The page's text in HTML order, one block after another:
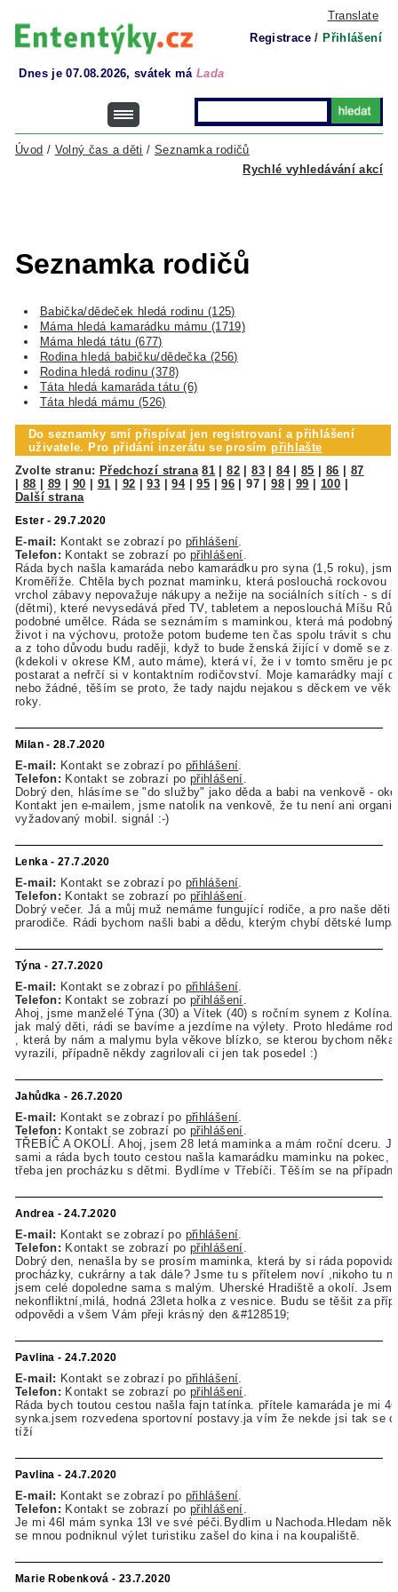
Translate
Registrace / Přihlášení
Dnes je 07.08.2026, svátek má Lada
Rychlé vyhledávání akcí
Úvod / Volný čas a děti /Seznamka rodičů
Seznamka rodičů
Babička/dědeček hledá rodinu (125)
Máma hledá kamarádku mámu (1719)
Máma hledá tátu (677)
Rodina hledá babičku/dědečka (256)
Rodina hledá rodinu (378)
Táta hledá kamaráda tátu (6)
Táta hledá mámu (526)
Do seznamky smí přispívat jen registrovaní a přihlášení
uživatele. Pro přidání inzerátu se prosímpřihlašte
Zvolte stranu: Předchozí strana 81 |82 |83|84|85 86
87
88 89 90 91 92 |93 |94|95 |96 |97 |98|99 |100
Další strana
Ester - 29.7.2020
E-mail: Kontakt se zobrazí po přihlášení
Telefon: Kontakt se zobrazí po přihlášení
Ráda bych našla kamaráda nebo kamarádku pro syna (1,5 roku),
Kroměříže. Chtěla bych poznat maminku, která poslouchá rockovou
vrchol zábavy nepovažuje nákupy a nežije na sociálních sítích - s
(dětmi), které nevysedává před TV, tabletem a neposlouchá Míšu
podobné umělce. Ráda se seznámím s maminkou, která má podobný
život i na výchovu, protože potom budeme ten čas spolu trávit s
a z toho důvodu budu raději, když to bude ženská žijící v domě se
(kdekoli v okrese KM, auto máme), která ví, že i v tomto směru je
postarat a nefrčí si v kontaktním rodičovství. Moje kamarádky mají
nebo žádné, těším se proto, že tady najdu nejakou s děckem ve
roky.
Milan - 28.7.2020
E-mail: Kontakt se zobrazí po přihlášení
Telefon: Kontakt se zobrazí po přihlášení
Dobrý den, hlásíme se "do služby" jako děda a babi na venkově -
Kontakt jen e-mailem, jsme natolik na venkově, že tu není ani
vyžadovaný mobil. signál :-)
Lenka - 27.7.2020
E-mail: Kontakt se zobrazí po přihlášení
Telefon: Kontakt se zobrazí po přihlášení
Dobrý večer. Já a můj muž nemáme fungující rodiče, a pro naše děti
prarodiče. Rádi bychom našli babi a dědu, kterým chybí dětské
Týna - 27.7.2020
E-mail: Kontakt se zobrazí po přihlášení
Telefon: Kontakt se zobrazí po přihlášení
Ahoj, jsme manželé Týna (30) a Vítek (40) s ročním synem z Kolína.
jak malý děti, rádi se bavíme a jezdíme na výlety. Proto hledáme
, která by nám a malymu byla věkove blízko, se kterou bychom
vyrazili, případně někdy zagrilovali ci jen tak posedel :)
Jahůdka - 26.7.2020
E-mail: Kontakt se zobrazí po přihlášení
Telefon: Kontakt se zobrazí po přihlášení
TŘEBÍČ A OKOLÍ. Ahoj, jsem 28 letá maminka a mám roční dceru.
sami a ráda bych touto cestou našla kamarádku maminku na pokec,
třeba jen procházku s dětmi. Bydlíme v Třebíči. Těším se na
Andrea - 24.7.2020
E-mail: Kontakt se zobrazí po přihlášení
Telefon: Kontakt se zobrazí po přihlášení
Dobrý den, nenašla by se prosím maminka, která by si ráda
procházky, cukrárny a tak dále? Jsme tu s přítelem noví ,nikoho tu
jsem celé dopoledne sama s malým. Uherské Hradiště a okolí. Jsem
nekonfliktní,milá, hodná 23leta holka z vesnice. Budu se těšit za
odpovědi a všem Vám přeji krásný den &#128519;
Pavlina - 24.7.2020
E-mail: Kontakt se zobrazí po přihlášení
Telefon: Kontakt se zobrazí po přihlášení
Ráda bych toutou cestou našla fajn tatínka. přítele kamaráda je mi
synka.jsem rozvedena sportovní postavy.ja vím že nekde jsi tak se
tíží
Pavlina - 24.7.2020
E-mail: Kontakt se zobrazí po přihlášení
Telefon: Kontakt se zobrazí po přihlášení
Je mi 46l mám synka 13l ve své péči.Bydlim u Nachoda.Hledam
se mnou podniknul výlet turistiku zašel do kina i na koupaliště.
Marie Robenková - 23.7.2020